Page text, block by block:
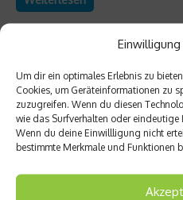
Um dir ein optimales Erlebnis zu
Cookies, um Geräteinformationen zu
zuzugreifen. Wenn du diesen
wie das Surfverhalten oder eindeutige
Wenn du deine Einwillligung nicht
bestimmte Merkmale und Funktionen